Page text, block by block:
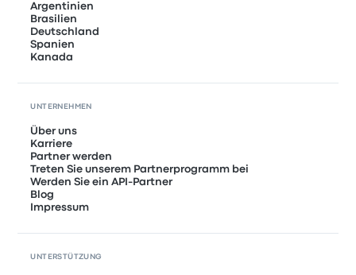
Argentinien
Brasilien
Deutschland
Spanien
Kanada
UNTERNEHMEN
Über uns
Karriere
Partner werden
Treten Sie unserem Partnerprogramm bei
Werden Sie ein API-Partner
Blog
Impressum
UNTERSTÜTZUNG